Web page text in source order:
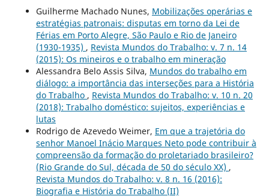
Guilherme Machado Nunes, Mobilizações operárias e
estratégias patronais: disputas em torno da Lei de
Férias em Porto Alegre, São Paulo e Rio de Janeiro
(1930-1935) , Revista Mundos do Trabalho: v. 7 n. 14
(2015): Os mineiros e o trabalho em mineração
Alessandra Belo Assis Silva, Mundos do trabalho em
diálogo: a importância das interseções para a História
do Trabalho , Revista Mundos do Trabalho: v. 10 n. 20
(2018): Trabalho doméstico: sujeitos, experiências e
lutas
Rodrigo de Azevedo Weimer, Em que a trajetória do
senhor Manoel Inácio Marques Neto pode contribuir à
compreensão da formação do proletariado brasileiro?
(Rio Grande do Sul, década de 50 do século XX) ,
Revista Mundos do Trabalho: v. 8 n. 16 (2016):
Biografia e História do Trabalho (II)